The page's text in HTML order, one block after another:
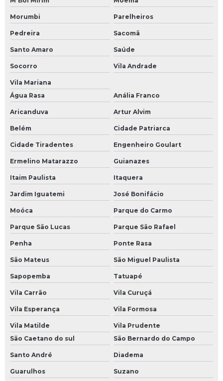
Recuperação de driver
Recuperação de módulos eletrônicos
Recuperação de placas eletrônicas
Recuperação nobreak
Reforma de inversores
Reparação de módulos eletrônicos
Reparação de placas eletrônicas
Reparo de controlador de temperatura
Reparo de cpu
Reparo de driver
Reparo de eletroeletrônico
Reparo de fontes chaveadas
Reparo de ihm
Reparo de inversor de frequência
Reparo de nobreak
Reparo de placas eletrônicas
Reparo de placas eletrônicas sp
Reparo de sensores
Reparo de servo motor
Reparo eletrônica industrial
Sensor óptico industrial
Sensores ópticos
Morumbi Parelheiros
Pedreira Sacomã
Santo Amaro Saúde
Socorro Vila Andrade
Vila Mariana
Água Rasa
Anália Franco
Aricanduva Artur Alvim
Belém Cidade Patriarca
Cidade Tiradentes Engenheiro Goulart
Ermelino Matarazzo Guianazes
Itaim Paulista Itaquera
Jardim Iguatemi José Bonifácio
Moóca Parque do Carmo
Parque São Lucas Parque São Rafael
Penha Ponte Rasa
São Mateus São Miguel Paulista
Sapopemba Tatuapé
Vila Carrão Vila Curuçá
Vila Esperança Vila Formosa
Vila Matilde
Vila Prudente
São Caetano do sul
São Bernardo do Campo
Santo André Diadema
Guarulhos Suzano